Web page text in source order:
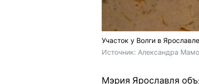
Участок у Волги в
Источник: Александра
Мэрия Ярославля